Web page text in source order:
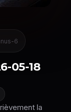
6
05-18
la